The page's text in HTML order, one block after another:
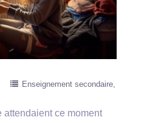
Enseignement secondaire
attendaient ce moment